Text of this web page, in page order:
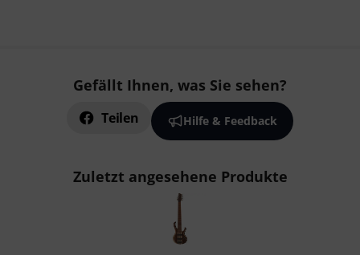
Gefällt Ihnen, was Sie sehen?
Teilen Hilfe & Feedback
Zuletzt angesehene Produkte